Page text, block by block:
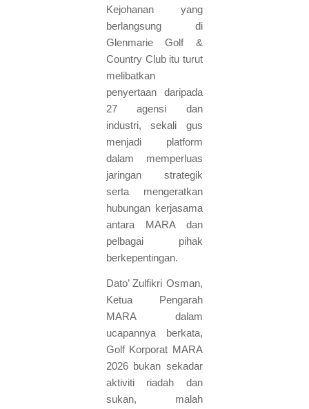
Kejohanan yang
berlangsung di
Glenmarie Golf &
Country Club itu turut
melibatkan
penyertaan daripada
27 agensi dan
industri, sekali gus
menjadi platform
dalam memperluas
jaringan strategik
serta mengeratkan
hubungan kerjasama
antara MARA dan
pelbagai pihak
berkepentingan.
Dato’ Zulfikri Osman,
Ketua Pengarah
MARA dalam
ucapannya berkata,
Golf Korporat MARA
2026 bukan sekadar
aktiviti riadah dan
sukan, malah